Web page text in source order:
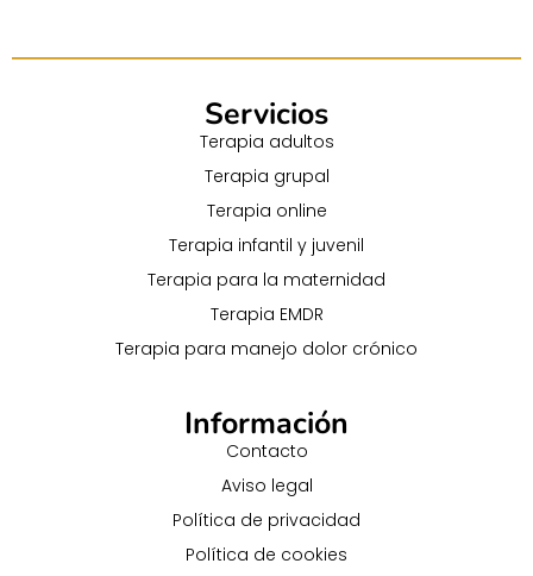
Servicios
Terapia adultos
Terapia grupal
Terapia online
Terapia infantil y juvenil
Terapia para la maternidad
Terapia EMDR
Terapia para manejo dolor crónico
Información
Contacto
Aviso legal
Política de privacidad
Política de cookies